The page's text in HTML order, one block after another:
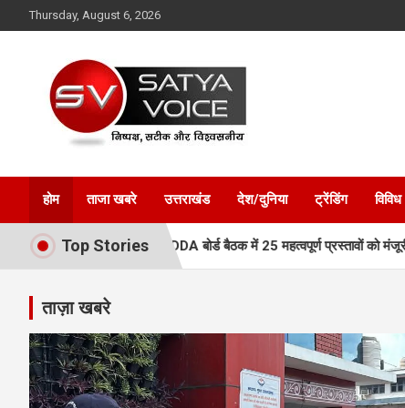
to
Thursday, August 6, 2026
Satya Voice
होम ताजा खबरे उत्तराखंड देश/दुनिया ट्रेंडिंग विविध
Top Stories
नई रफ्तार, MDDA बोर्ड बैठक में 25 महत्वपूर्ण प्रस्तावों को मंजूरी
ताज़ा खबरे